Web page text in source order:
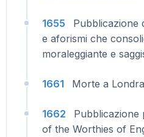
1655
Pubblicazione
e aforismi che
moraleggiante e
1661 Morte a
1662
Pubblicazione
of the Worthies of